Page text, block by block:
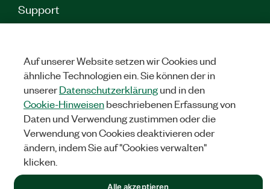
Support
Downloads Produktdokumentation
Diskussionsforen
YouTube
Twitter
RECHTLICHE HINWEISE
©NATIONAL INSTRUMENTS CORP. ALLE RECHTE VORBEHALTEN.
Auf unserer Website setzen wir Cookies und
ähnliche Technologien ein. Sie können der in
unsererDatenschutzerklärungund in den
Cookie-Hinweisenbeschriebenen Erfassung von
Daten und Verwendung zustimmen oder die
Verwendung von Cookies deaktivieren oder
ändern, indem Sie auf "Cookies verwalten"
klicken.
Alle akzeptieren